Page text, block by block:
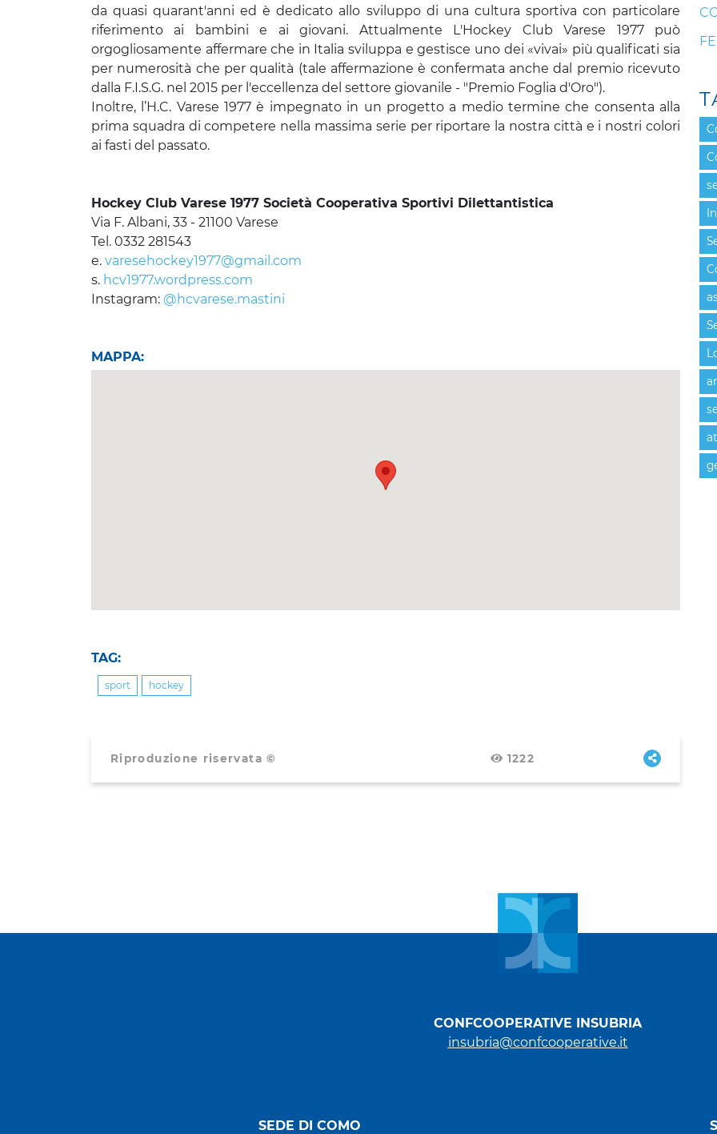
da quasi quarant'anni ed è dedicato allo sviluppo di una cultura sportiva con particolare
riferimento ai bambini e ai giovani. Attualmente L'Hockey Club Varese 1977 può
orgogliosamente affermare che in Italia sviluppa e gestisce uno dei «vivai» più qualificati sia
per numerosità che per qualità (tale affermazione è confermata anche dal premio ricevuto
dalla F.I.S.G. nel 2015 per l'eccellenza del settore giovanile - "Premio Foglia d'Oro").
Inoltre, l’H.C. Varese 1977 è impegnato in un progetto a medio termine che consenta alla
prima squadra di competere nella massima serie per riportare la nostra città e i nostri colori
ai fasti del passato.
Hockey Club Varese 1977 Società Cooperativa Sportivi Dilettantistica
Via F. Albani, 33 - 21100 Varese
Tel. 0332 281543
e. varesehockey1977@gmail.com
s. hcv1977.wordpress.com
Instagram: @hcvarese.mastini
MAPPA:
TAG:
sport hockey
Riproduzione riservata © 1222
CONFCOOPERATIVE INSUBRIA
insubria@confcooperative.it
SEDE DI COMO